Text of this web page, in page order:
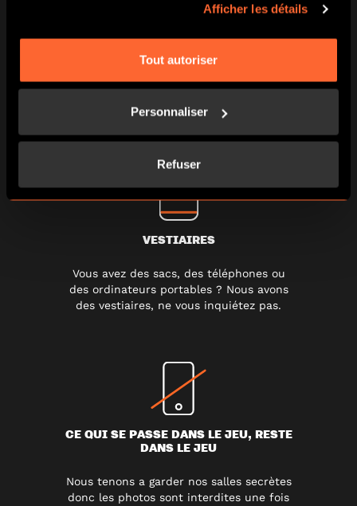
Afficher les détails
Tout autoriser
Personnaliser
Refuser
ARRIVEZ 10 MINUTES AVANT
Vous êtes attendus 10 min avant l’horaire
de votre partie pour effectuer le briefing
VESTIAIRES
Vous avez des sacs, des téléphones ou
des ordinateurs portables ? Nous avons
des vestiaires, ne vous inquiétez pas.
CE QUI SE PASSE DANS LE JEU, RESTE
DANS LE JEU
Nous tenons a garder nos salles secrètes
donc les photos sont interdites une fois